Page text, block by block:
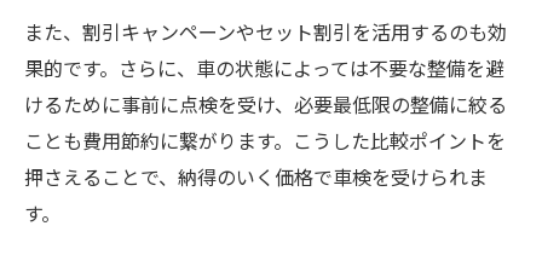
また、割引キャンペーンやセット割引を活用するのも効
果的です。さらに、車の状態によっては不要な整備を避
けるために事前に点検を受け、必要最低限の整備に絞る
ことも費用節約に繋がります。こうした比較ポイントを
押さえることで、納得のいく価格で車検を受けられま
す。